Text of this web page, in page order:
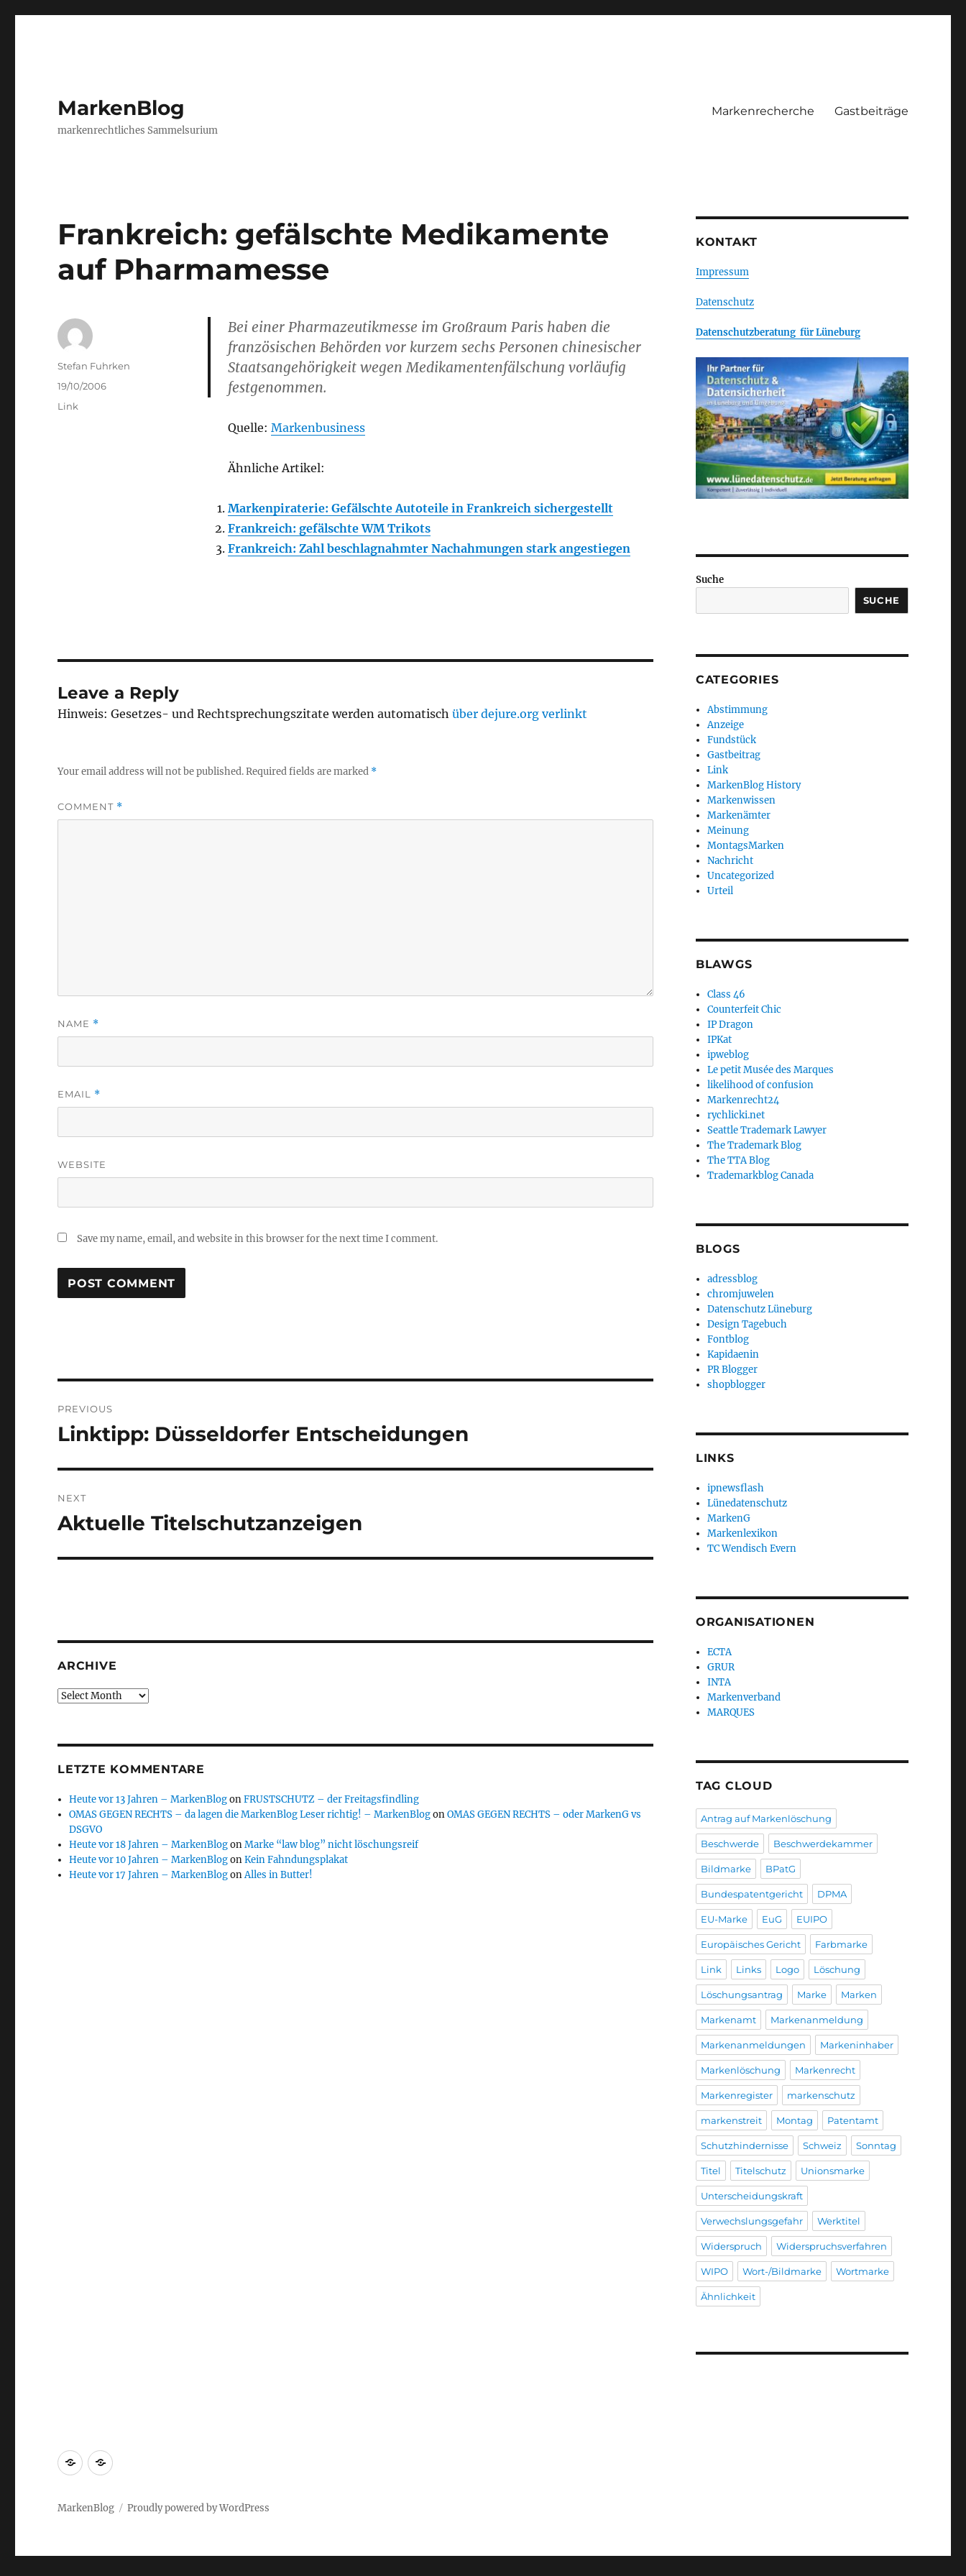
MarkenBlog
markenrechtliches Sammelsurium
Markenrecherche Gastbeiträge
Frankreich: gefälschte Medikamente
auf Pharmamesse
Bei einer Pharmazeutikmesse im Großraum Paris haben die
französischen Behörden vor kurzem sechs Personen chinesischer
Staatsangehörigkeit wegen Medikamentenfälschung vorläufig
festgenommen.
Quelle: Markenbusiness
Ähnliche Artikel:
Markenpiraterie: Gefälschte Autoteile in Frankreich sichergestellt
Frankreich: gefälschte WM Trikots
Frankreich: Zahl beschlagnahmter Nachahmungen stark angestiegen
Author
Stefan Fuhrken
Posted
on
19/10/2006
Categories
Link
Leave a Reply
Hinweis: Gesetzes- und Rechtsprechungszitate werden automatischüber dejure.org verlinkt
Your email address will not be published.Required fields are marked *
COMMENT *
NAME *
EMAIL *
WEBSITE
Save my name, email, and website in this browser for the next time I comment.
navigation
PREVIOUS
Previous
Linktipp: Düsseldorfer Entscheidungen
NEXT
Next
Aktuelle Titelschutzanzeigen
ARCHIVE
Archive
LETZTE KOMMENTARE
Heute vor 13 Jahren – MarkenBlogonFRUSTSCHUTZ – der Freitagsfindling
OMAS GEGEN RECHTS – da lagen die MarkenBlog Leser richtig! – MarkenBlogonOMAS GEGEN RECHTS – oder MarkenG vs
DSGVO
Heute vor 18 Jahren – MarkenBlogonMarke “law blog” nicht löschungsreif
Heute vor 10 Jahren – MarkenBlogonKein Fahndungsplakat
Heute vor 17 Jahren – MarkenBlogonAlles in Butter!
KONTAKT
Impressum
Datenschutz
Datenschutzberatung für Lüneburg
Suche
SUCHE
CATEGORIES
Abstimmung
Anzeige
Fundstück
Gastbeitrag
Link
MarkenBlog History
Markenwissen
Markenämter
Meinung
MontagsMarken
Nachricht
Uncategorized
Urteil
BLAWGS
Class 46
Counterfeit Chic
IP Dragon
IPKat
ipweblog
Le petit Musée des Marques
likelihood of confusion
Markenrecht24
rychlicki.net
Seattle Trademark Lawyer
The Trademark Blog
The TTA Blog
Trademarkblog Canada
BLOGS
adressblog
chromjuwelen
Datenschutz Lüneburg
Design Tagebuch
Fontblog
Kapidaenin
PR Blogger
shopblogger
LINKS
ipnewsflash
Lünedatenschutz
MarkenG
Markenlexikon
TC Wendisch Evern
ORGANISATIONEN
ECTA
GRUR
INTA
Markenverband
MARQUES
TAG CLOUD
Antrag auf Markenlöschung
Beschwerde Beschwerdekammer
Bildmarke BPatG
Bundespatentgericht DPMA
EU-Marke EuG EUIPO
Europäisches Gericht Farbmarke
Link Links Logo Löschung
Löschungsantrag Marke Marken
Markenamt Markenanmeldung
Markenanmeldungen Markeninhaber
Markenlöschung Markenrecht
Markenregister markenschutz
markenstreit Montag Patentamt
Schutzhindernisse Schweiz Sonntag
Titel Titelschutz Unionsmarke
Unterscheidungskraft
Verwechslungsgefahr Werktitel
Widerspruch Widerspruchsverfahren
WIPO Wort-/Bildmarke Wortmarke
Ähnlichkeit
Markenrecherche
Gastbeiträge
MarkenBlog Proudly powered by WordPress